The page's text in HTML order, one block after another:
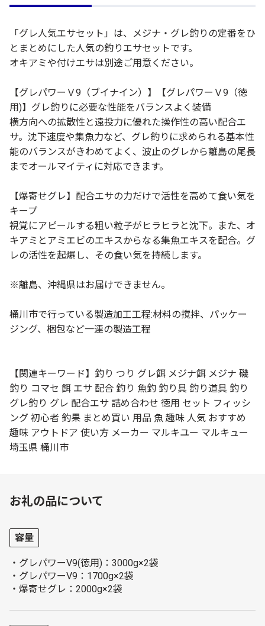
「グレ人気エサセット」は、メジナ・グレ釣りの定番をひ
とまとめにした人気の釣りエサセットです。
オキアミや付けエサは別途ご用意ください。
【グレパワーＶ9（ブイナイン）】【グレパワーＶ9（徳
用)】グレ釣りに必要な性能をバランスよく装備
横方向への拡散性と遠投力に優れた操作性の高い配合エ
サ。沈下速度や集魚力など、グレ釣りに求められる基本性
能のバランスがきわめてよく、波止のグレから離島の尾長
までオールマイティに対応できます。
【爆寄せグレ】配合エサの力だけで活性を高めて食い気を
キープ
視覚にアピールする粗い粒子がヒラヒラと沈下。また、オ
キアミとアミエビのエキスからなる集魚エキスを配合。グ
レの活性を起爆し、その食い気を持続します。
※離島、沖縄県はお届けできません。
桶川市で行っている製造加工工程:材料の撹拌、パッケー
ジング、梱包など一連の製造工程
【関連キーワード】釣り つり グレ餌 メジナ餌 メジナ 磯
釣り コマセ 餌 エサ 配合 釣り 魚釣 釣り具 釣り道具 釣り
グレ釣り グレ 配合エサ 詰め合わせ 徳用 セット フィッシ
ング 初心者 釣果 まとめ買い 用品 魚 趣味 人気 おすすめ
趣味 アウトドア 使い方 メーカー マルキユー マルキュー
埼玉県 桶川市
お礼の品について
容量
・グレパワーV9(徳用)：3000g×2袋
・グレパワーV9：1700g×2袋
・爆寄せグレ：2000g×2袋